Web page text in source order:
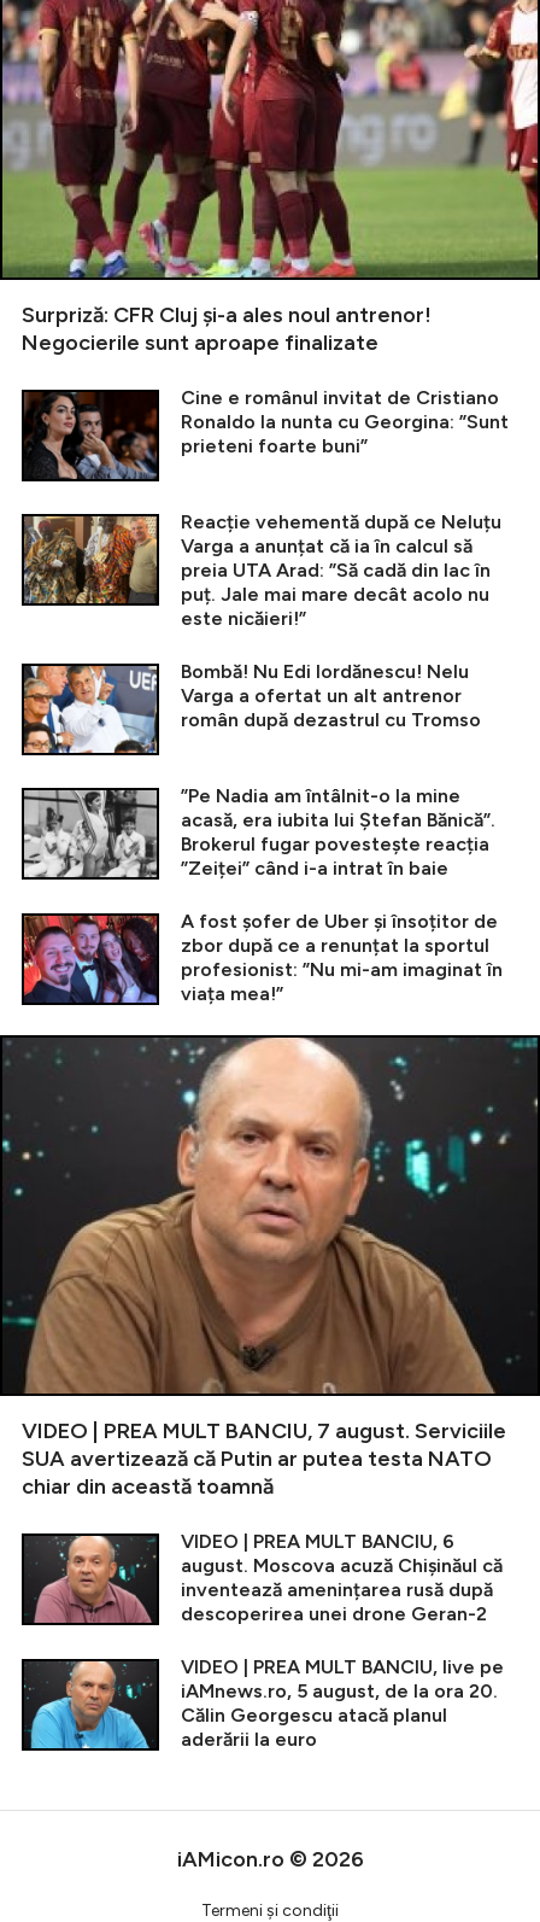
Surpriză: CFR Cluj și-a ales noul antrenor!
Negocierile sunt aproape finalizate
Cine e românul invitat de Cristiano
Ronaldo la nunta cu Georgina: ”Sunt
prieteni foarte buni”
Reacție vehementă după ce Neluțu
Varga a anunțat că ia în calcul să
preia UTA Arad: ”Să cadă din lac în
puț. Jale mai mare decât acolo nu
este nicăieri!”
Bombă! Nu Edi Iordănescu! Nelu
Varga a ofertat un alt antrenor
român după dezastrul cu Tromso
”Pe Nadia am întâlnit-o la mine
acasă, era iubita lui Ștefan Bănică”.
Brokerul fugar povestește reacția
”Zeiței” când i-a intrat în baie
A fost șofer de Uber și însoțitor de
zbor după ce a renunțat la sportul
profesionist: ”Nu mi-am imaginat în
viața mea!”
VIDEO | PREA MULT BANCIU, 7 august. Serviciile
SUA avertizează că Putin ar putea testa NATO
chiar din această toamnă
VIDEO | PREA MULT BANCIU, 6
august. Moscova acuză Chișinăul că
inventează amenințarea rusă după
descoperirea unei drone Geran-2
VIDEO | PREA MULT BANCIU, live pe
iAMnews.ro, 5 august, de la ora 20.
Călin Georgescu atacă planul
aderării la euro
iAMicon.ro © 2026
Termeni şi condiţii